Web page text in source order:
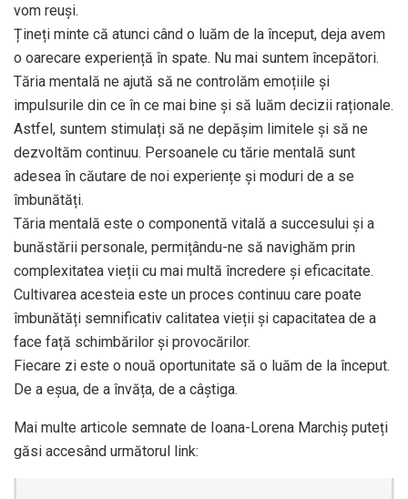
vom reuși.
Țineți minte că atunci când o luăm de la început, deja avem
o oarecare experiență în spate. Nu mai suntem începători.
Tăria mentală ne ajută să ne controlăm emoțiile și
impulsurile din ce în ce mai bine și să luăm decizii raționale.
Astfel, suntem stimulați să ne depășim limitele și să ne
dezvoltăm continuu. Persoanele cu tărie mentală sunt
adesea în căutare de noi experiențe și moduri de a se
îmbunătăți.
Tăria mentală este o componentă vitală a succesului și a
bunăstării personale, permițându-ne să navighăm prin
complexitatea vieții cu mai multă încredere și eficacitate.
Cultivarea acesteia este un proces continuu care poate
îmbunătăți semnificativ calitatea vieții și capacitatea de a
face față schimbărilor și provocărilor.
Fiecare zi este o nouă oportunitate să o luăm de la început.
De a eșua, de a învăța, de a câștiga.
Mai multe articole semnate de Ioana-Lorena Marchiș puteți
găsi accesând următorul link: